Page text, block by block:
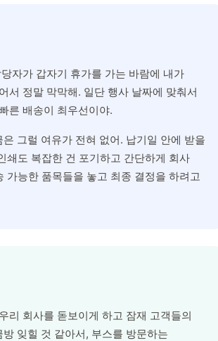
자가 갑자기 휴가를 가는 바람에 내가
서 정말 막막해. 일단 행사 날짜에 맞춰서
른 배송이 최우선이야.
그럴 여유가 전혀 없어. 납기일 안에 받을
쇄도 복잡한 건 포기하고 간단하게 회사
가능한 품목들을 놓고 최종 결정을 하려고
리 회사를 돋보이게 하고 잠재 고객들의
잊힐 것 같아서, 부스를 방문하는